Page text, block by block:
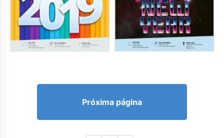
Próxima página